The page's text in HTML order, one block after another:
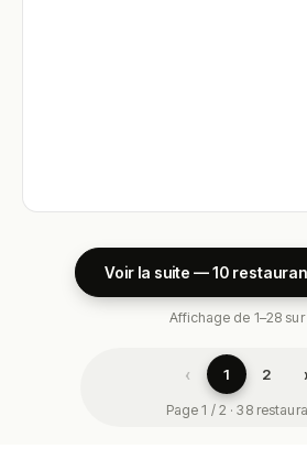
Voir la suite — 10
Affichage de 1–28 sur
‹ 1 2
Page 1 / 2 · 38